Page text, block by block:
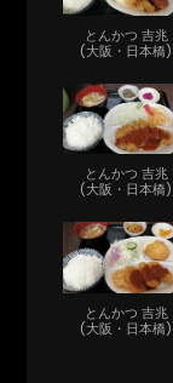
とんかつ 吉兆
(大阪・日本橋)
とんかつ 吉兆
(大阪・日本橋)
とんかつ 吉兆
(大阪・日本橋)